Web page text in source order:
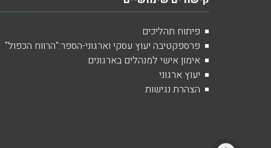
פיתוח תהליכים
פרספקטיבה יעוץ עסקי וארגוני-הספר:"הרווח הכפול"
אימון אישי למנהלים בארגונים
יעוץ ארגוני
הצהרת נגישות